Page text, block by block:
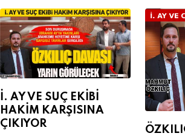
İ. AY VE SUÇ EKİBİ
HAKİM KARŞISINA
ÇIKIYOR